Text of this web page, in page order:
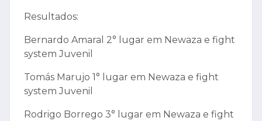
Resultados:
Bernardo Amaral 2° lugar em Newaza e fight
system Juvenil
Tomás Marujo 1° lugar em Newaza e fight
system Juvenil
Rodrigo Borrego 3° lugar em Newaza e fight